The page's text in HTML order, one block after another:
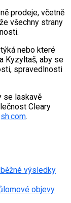
prodeje, včetně
všechny strany
nebo které
Kyzyltaš, aby se
spravedlnosti
se laskavě
Cleary
.
výsledky
objevy